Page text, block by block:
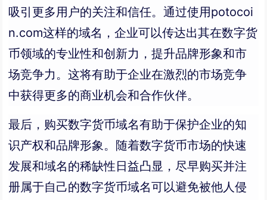
吸引更多用户的关注和信任。通过使用potocoi
n.com这样的域名，企业可以传达出其在数字货
币领域的专业性和创新力，提升品牌形象和市
场竞争力。这将有助于企业在激烈的市场竞争
中获得更多的商业机会和合作伙伴。
最后，购买数字货币域名有助于保护企业的知
识产权和品牌形象。随着数字货币市场的快速
发展和域名的稀缺性日益凸显，尽早购买并注
册属于自己的数字货币域名可以避免被他人侵